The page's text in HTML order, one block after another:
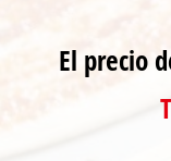
El precio